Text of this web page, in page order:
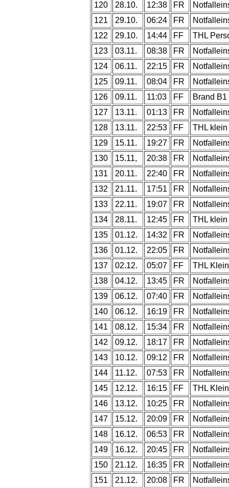
120
28.10. 12:38 FR
121
29.10. 06:24 FR
122
29.10. 14:44 FF
THL
123
03.11. 08:38 FR
124
06.11. 22:15 FR
125
09.11. 08:04 FR
126
09.11. 11:03 FF
Brand
127
13.11. 01:13 FR
128
13.11. 22:53 FF
THL
129
15.11. 19:27 FR
130
15.11, 20:38 FR
131
20.11. 22:40 FR
132
21.11. 17:51 FR
133
22.11. 19:07 FR
134
28.11. 12:45 FR
THL
135
01.12. 14:32 FR
136
01.12. 22:05 FR
137
02.12. 05:07 FF
THL
138
04.12. 13:45 FR
139
06.12. 07:40 FR
140
06.12. 16:19 FR
141
08.12. 15:34 FR
142
09.12. 18:17 FR
143
10.12. 09:12 FR
144
11.12. 07:53 FR
145
12.12. 16:15 FF
THL
146
13.12. 10:25 FR
147
15.12. 20:09 FR
148
16.12. 06:53 FR
149
16.12. 20:45 FR
150
21.12. 16:35 FR
151
21.12. 20:08 FR